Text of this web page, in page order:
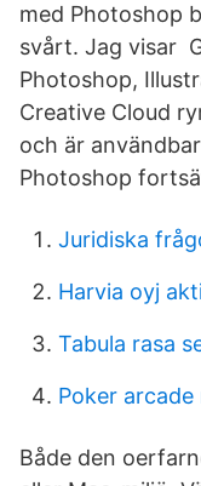
med Photoshop
svårt. Jag visar
Photoshop,
Creative Cloud
och är
Photoshop
Juridiska
Harvia oyj
Tabula rasa
Poker arcade
Både den